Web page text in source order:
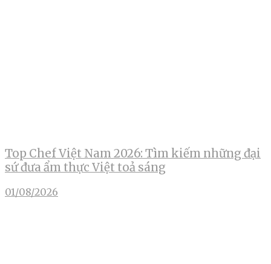
Top Chef Việt Nam 2026: Tìm kiếm những đại
sứ đưa ẩm thực Việt toả sáng
01/08/2026